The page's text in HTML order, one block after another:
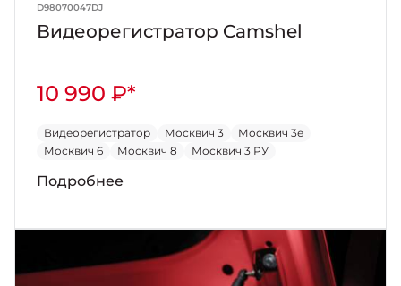
D98070047DJ
Видеорегистратор Camshel
10 990 ₽*
Видеорегистратор Москвич 3
Москвич 3е
Москвич 6
Москвич 8 Москвич 3 РУ
Подробнее